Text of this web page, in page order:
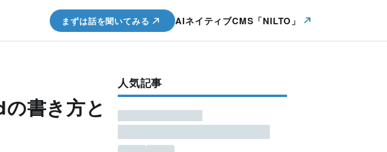
まずは話を聞いてみる AIネイティブCMS「NILTO」
書き方と
人気記事